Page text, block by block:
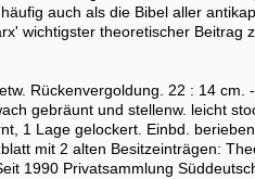
auch als die Bibel aller
wichtigster theoretischer Beitrag
Rückenvergoldung. 22 : 14 cm.
gebräunt und stellenw. leicht
1 Lage gelockert. Einbd.
mit 2 alten Besitzeinträgen:
1990 Privatsammlung